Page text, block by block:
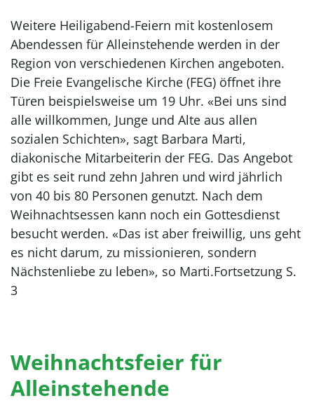
Weitere Heiligabend-Feiern mit kostenlosem
Abendessen für Alleinstehende werden in der
Region von verschiedenen Kirchen angeboten.
Die Freie Evangelische Kirche (FEG) öffnet ihre
Türen beispielsweise um 19 Uhr. «Bei uns sind
alle willkommen, Junge und Alte aus allen
sozialen Schichten», sagt Barbara Marti,
diakonische Mitarbeiterin der FEG. Das Angebot
gibt es seit rund zehn Jahren und wird jährlich
von 40 bis 80 Personen genutzt. Nach dem
Weihnachtsessen kann noch ein Gottesdienst
besucht werden. «Das ist aber freiwillig, uns geht
es nicht darum, zu missionieren, sondern
Nächstenliebe zu leben», so Marti.Fortsetzung S.
3
Weihnachtsfeier für
Alleinstehende